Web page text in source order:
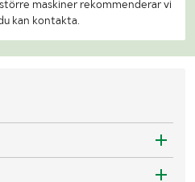
maskiner rekommenderar vi
kan kontakta.